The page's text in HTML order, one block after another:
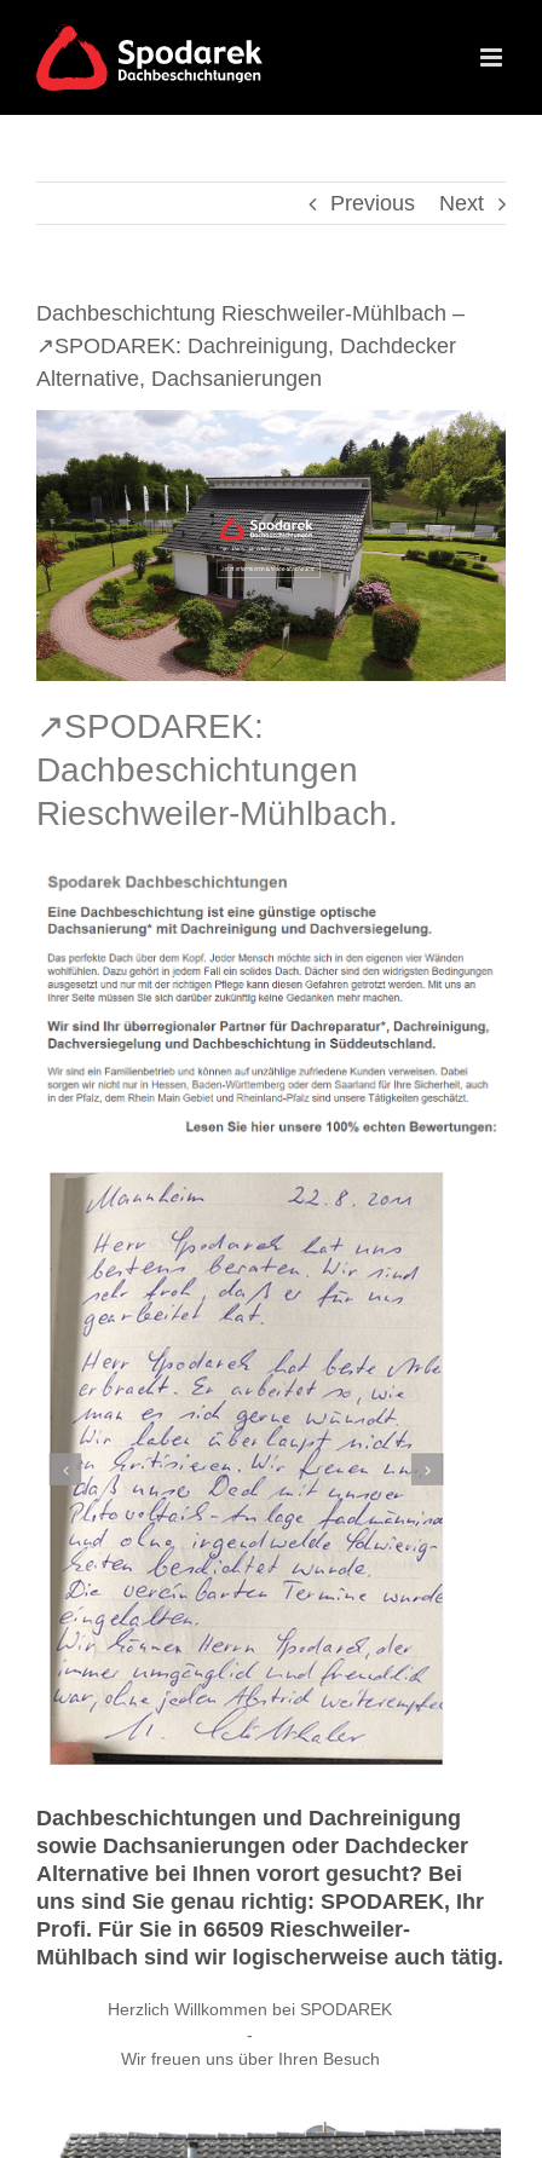
content
Previous Next
Dachbeschichtung Rieschweiler-Mühlbach –
↗️SPODAREK: Dachreinigung, Dachdecker
Alternative, Dachsanierungen
↗️SPODAREK:
Dachbeschichtungen
Rieschweiler-Mühlbach.
Dachbeschichtungen und Dachreinigung
sowie Dachsanierungen oder Dachdecker
Alternative bei Ihnen vorort gesucht? Bei
uns sind Sie genau richtig: SPODAREK, Ihr
Profi. Für Sie in 66509 Rieschweiler-
Mühlbach sind wir logischerweise auch tätig.
Herzlich Willkommen bei SPODAREK
-
Wir freuen uns über Ihren Besuch